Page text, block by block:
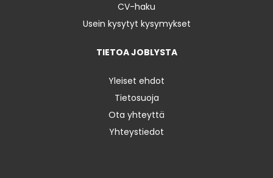
CV-haku
Usein kysytyt kysymykset
TIETOA JOBLYSTA
Yleiset ehdot
Tietosuoja
Ota yhteyttä
Yhteystiedot